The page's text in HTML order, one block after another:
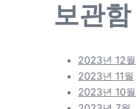
보관함
2023년 12월
2023년 11월
2023년 10월